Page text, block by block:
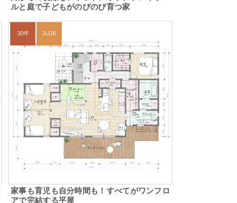
ルと庭で子どもがのびのび育つ家
30坪 2LDK
家事も育児も自分時間も！すべてがワンフロ
アで完結する平屋